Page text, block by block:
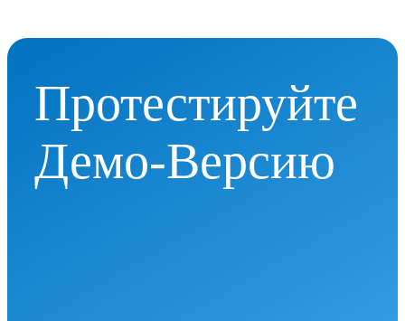
Протестируйте
Демо-Версию